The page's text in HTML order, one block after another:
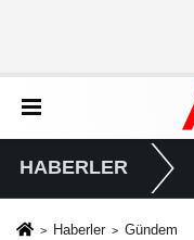
HABERLER
Haberler Gündem